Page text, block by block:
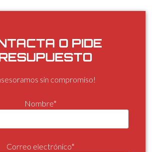
O PIDE
sin compromiso!
Nombre*
Correo electrónico*